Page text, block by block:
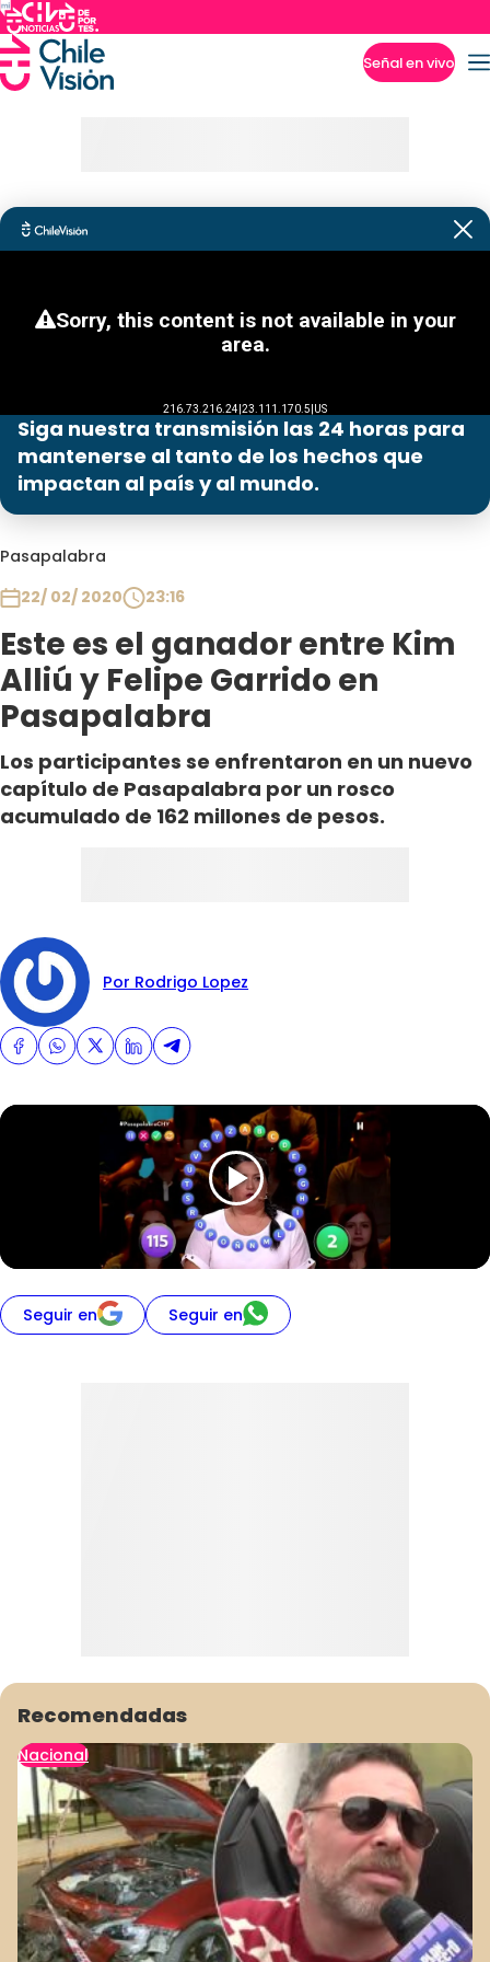
Señal en vivo
Siga nuestra transmisión las 24 horas para
mantenerse al tanto de los hechos que
impactan al país y al mundo.
Pasapalabra
22/ 02/ 2020
23:16
Este es el ganador entre Kim
Alliú y Felipe Garrido en
Pasapalabra
Los participantes se enfrentaron en un nuevo
capítulo de Pasapalabra por un rosco
acumulado de 162 millones de pesos.
Por Rodrigo Lopez
Seguir en Seguir en
Recomendadas
Nacional
Programas
Club De La Comedia
Contigo en Directo
Plan Perfecto
El Tiempo
Sabingo
Todos Los Programas